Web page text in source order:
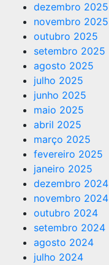
dezembro 2025
novembro 2025
outubro 2025
setembro 2025
agosto 2025
julho 2025
junho 2025
maio 2025
abril 2025
março 2025
fevereiro 2025
janeiro 2025
dezembro 2024
novembro 2024
outubro 2024
setembro 2024
agosto 2024
julho 2024